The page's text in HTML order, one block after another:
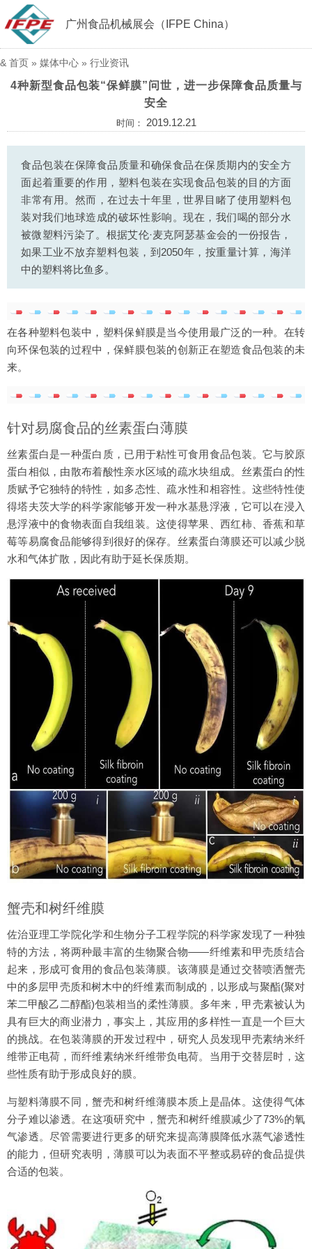
广州食品机械展会（IFPE China）
& 首页 » 媒体中心 » 行业资讯
4种新型食品包装“保鲜膜”问世，进一步保障食品质量与
安全
时间： 2019.12.21
食品包装在保障食品质量和确保食品在保质期内的安全方
面起着重要的作用，塑料包装在实现食品包装的目的方面
非常有用。然而，在过去十年里，世界目睹了使用塑料包
装对我们地球造成的破坏性影响。现在，我们喝的部分水
被微塑料污染了。根据艾伦·麦克阿瑟基金会的一份报告，
如果工业不放弃塑料包装，到2050年，按重量计算，海洋
中的塑料将比鱼多。
在各种塑料包装中，塑料保鲜膜是当今使用最广泛的一种。在转
向环保包装的过程中，保鲜膜包装的创新正在塑造食品包装的未
来。‍
针对易腐食品的丝素蛋白薄膜
丝素蛋白是一种蛋白质，已用于粘性可食用食品包装。它与胶原
蛋白相似，由散布着酸性亲水区域的疏水块组成。丝素蛋白的性
质赋予它独特的特性，如多态性、疏水性和相容性。这些特性使
得塔夫茨大学的科学家能够开发一种水基悬浮液，它可以在浸入
悬浮液中的食物表面自我组装。这使得苹果、西红柿、香蕉和草
莓等易腐食品能够得到很好的保存。丝素蛋白薄膜还可以减少脱
水和气体扩散，因此有助于延长保质期。
蟹壳和树纤维膜
佐治亚理工学院化学和生物分子工程学院的科学家发现了一种独
特的方法，将两种最丰富的生物聚合物——纤维素和甲壳质结合
起来，形成可食用的食品包装薄膜。该薄膜是通过交替喷洒蟹壳
中的多层甲壳质和树木中的纤维素而制成的，以形成与聚酯(聚对
苯二甲酸乙二醇酯)包装相当的柔性薄膜。多年来，甲壳素被认为
具有巨大的商业潜力，事实上，其应用的多样性一直是一个巨大
的挑战。在包装薄膜的开发过程中，研究人员发现甲壳素纳米纤
维带正电荷，而纤维素纳米纤维带负电荷。当用于交替层时，这
些性质有助于形成良好的膜。
与塑料薄膜不同，蟹壳和树纤维薄膜本质上是晶体。这使得气体
分子难以渗透。在这项研究中，蟹壳和树纤维膜减少了73%的氧
气渗透。尽管需要进行更多的研究来提高薄膜降低水蒸气渗透性
的能力，但研究表明，薄膜可以为表面不平整或易碎的食品提供
合适的包装。‍